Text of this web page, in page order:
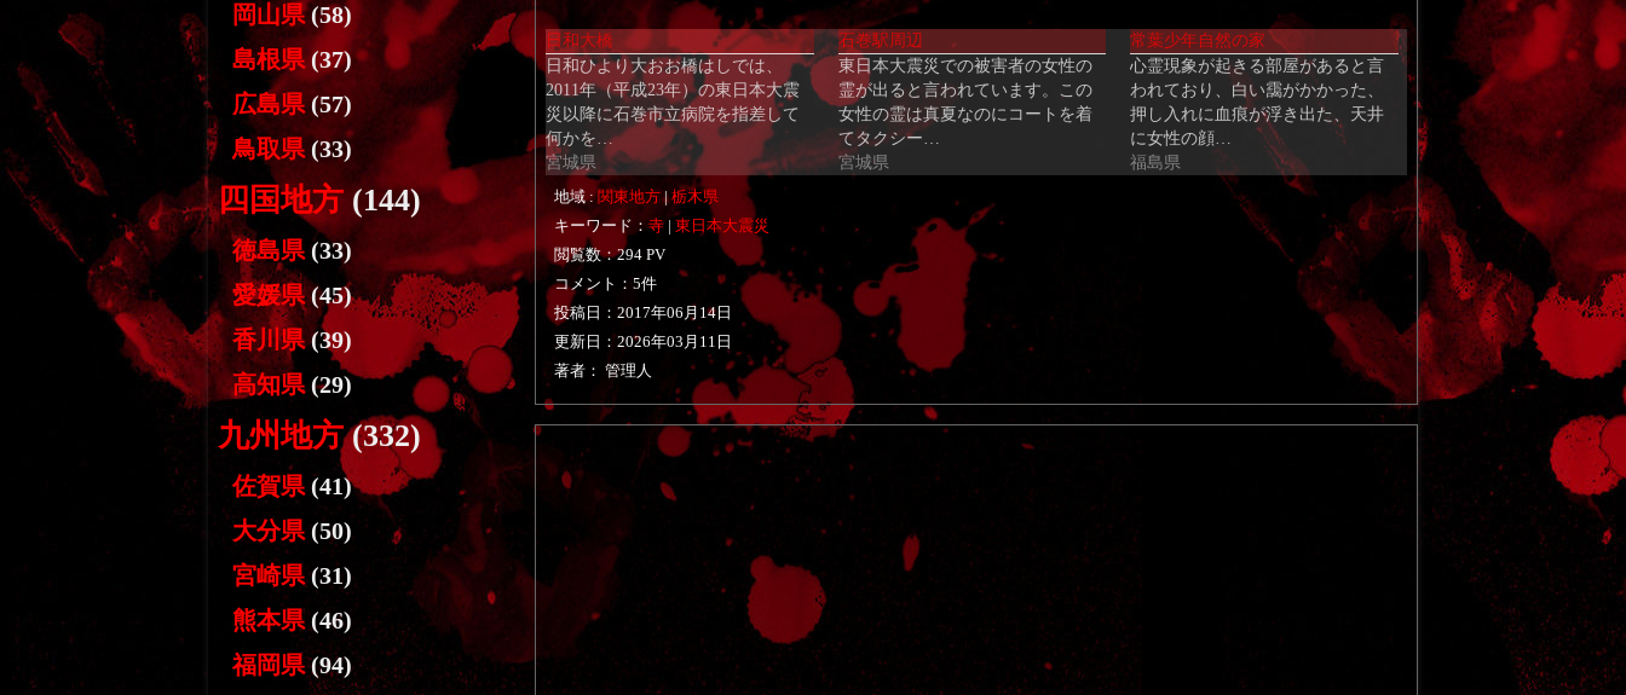
込
み
中…
日和大橋
日和ひより大おお橋はしでは、
2011年（平成23年）の東日本大震
災以降に石巻市立病院を指差して
何かを…
宮城県
石巻駅周辺
東日本大震災での被害者の女性の
霊が出ると言われています。この
女性の霊は真夏なのにコートを着
てタクシー…
宮城県
常葉少年自然の家
心霊現象が起きる部屋があると言
われており、白い靄がかかった、
押し入れに血痕が浮き出た、天井
に女性の顔…
福島県
地域 :関東地方|栃木県
キーワード：寺| 東日本大震災
閲覧数：294 PV
コメント：5件
投稿日： 2017年06月14日
更新日： 2026年03月11日
著者： 管理人
岡山県(58)
島根県(37)
広島県(57)
鳥取県 (33)
四国地方(144)
徳島県(33)
愛媛県(45)
香川県(39)
高知県(29)
九州地方(332)
佐賀県 (41)
大分県 (50)
宮崎県(31)
熊本県(46)
福岡県(94)